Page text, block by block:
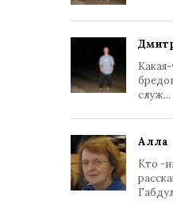
служ...
Алла
Кто -